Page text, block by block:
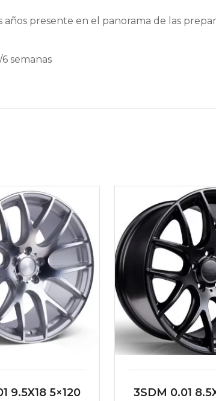
presente en el panorama de las
semanas
9.5X18 5×120
3SDM 0.01